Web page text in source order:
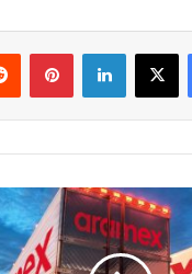
فيسبوك‫X لينكدإن